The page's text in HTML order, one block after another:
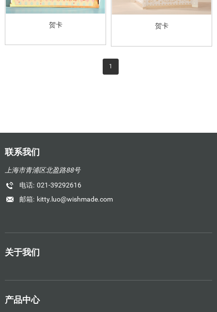
贺卡 贺卡
1
联系我们
上海市青浦区北盈路88号
电话: 021-39292616
邮箱: kitty.luo@wishmade.com
关于我们
产品中心